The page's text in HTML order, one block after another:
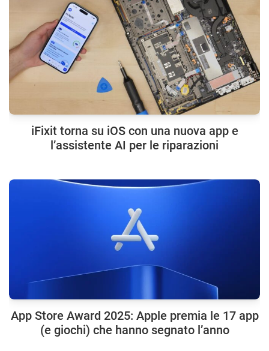
iFixit torna su iOS con una nuova app e
l’assistente AI per le riparazioni
App Store Award 2025: Apple premia le 17 app
(e giochi) che hanno segnato l’anno